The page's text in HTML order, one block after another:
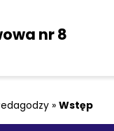
nr 8
» Wstęp